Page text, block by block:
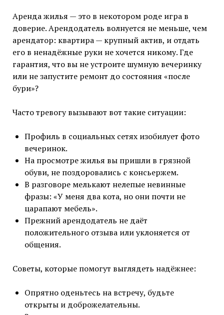
Аренда жилья — это в некотором роде игра в
доверие. Арендодатель волнуется не меньше, чем
арендатор: квартира — крупный актив, и отдать
его в ненадёжные руки не хочется никому. Где
гарантия, что вы не устроите шумную вечеринку
или не запустите ремонт до состояния «после
бури»?
Часто тревогу вызывают вот такие ситуации:
Профиль в социальных сетях изобилует фото
вечеринок.
На просмотре жилья вы пришли в грязной
обуви, не поздоровались с консьержем.
В разговоре мелькают нелепые невинные
фразы: «У меня два кота, но они почти не
царапают мебель».
Прежний арендодатель не даёт
положительного отзыва или уклоняется от
общения.
Советы, которые помогут выглядеть надёжнее:
Опрятно оденьтесь на встречу, будьте
открыты и доброжелательны.